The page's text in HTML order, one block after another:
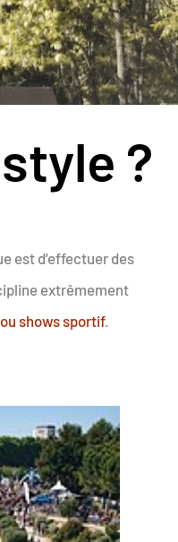
?
est d’effectuer des
extrêmement
shows sportif.